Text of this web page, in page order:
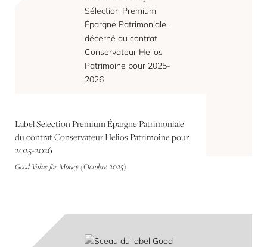
Label Sélection Premium Épargne Patrimoniale
du contrat Conservateur Helios Patrimoine pour
2025-2026
Good Value for Money (Octobre 2025)